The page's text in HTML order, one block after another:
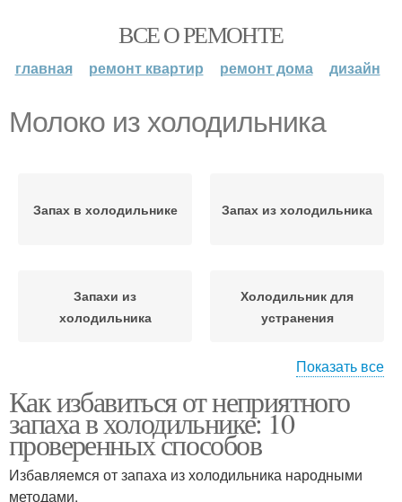
ВСЕ О РЕМОНТЕ
главная ремонт квартир ремонт дома дизайн
Молоко из холодильника
Запах в холодильнике Запах из холодильника
Запахи из
холодильника
Холодильник для
устранения
Морепродукты в
холодильнике
Уборка в холодильнике
Показать все
Как избавиться от неприятного
запаха в холодильнике: 10
проверенных способов
Избавляемся от запаха из холодильника народными
методами.